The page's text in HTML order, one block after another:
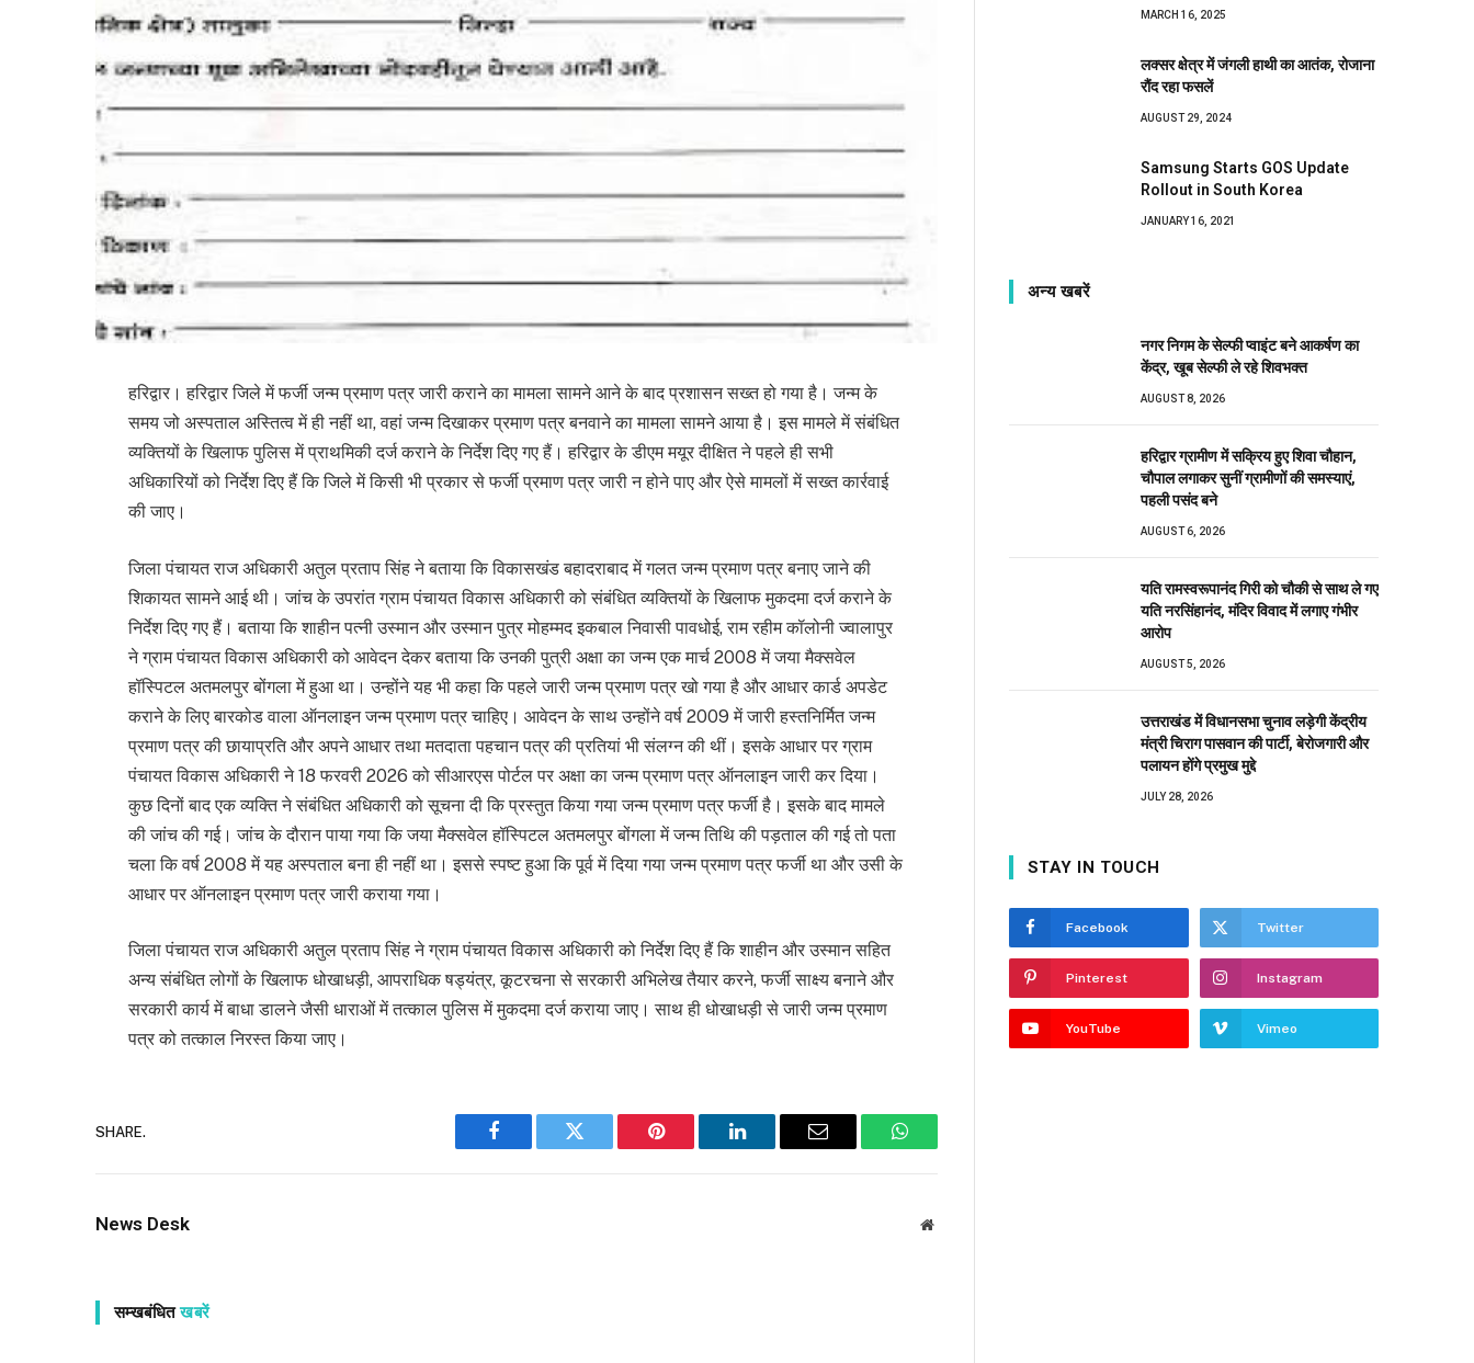
हरिद्वार। हरिद्वार जिले में फर्जी जन्म प्रमाण पत्र जारी कराने का मामला सामने आने के बाद प्रशासन सख्त हो गया है। जन्म के
समय जो अस्पताल अस्तित्व में ही नहीं था, वहां जन्म दिखाकर प्रमाण पत्र बनवाने का मामला सामने आया है। इस मामले में संबंधित
व्यक्तियों के खिलाफ पुलिस में प्राथमिकी दर्ज कराने के निर्देश दिए गए हैं। हरिद्वार के डीएम मयूर दीक्षित ने पहले ही सभी
अधिकारियों को निर्देश दिए हैं कि जिले में किसी भी प्रकार से फर्जी प्रमाण पत्र जारी न होने पाए और ऐसे मामलों में सख्त कार्रवाई
की जाए।
जिला पंचायत राज अधिकारी अतुल प्रताप सिंह ने बताया कि विकासखंड बहादराबाद में गलत जन्म प्रमाण पत्र बनाए जाने की
शिकायत सामने आई थी। जांच के उपरांत ग्राम पंचायत विकास अधिकारी को संबंधित व्यक्तियों के खिलाफ मुकदमा दर्ज कराने के
निर्देश दिए गए हैं। बताया कि शाहीन पत्नी उस्मान और उस्मान पुत्र मोहम्मद इकबाल निवासी पावधोई, राम रहीम कॉलोनी ज्वालापुर
ने ग्राम पंचायत विकास अधिकारी को आवेदन देकर बताया कि उनकी पुत्री अक्षा का जन्म एक मार्च 2008 में जया मैक्सवेल
हॉस्पिटल अतमलपुर बोंगला में हुआ था। उन्होंने यह भी कहा कि पहले जारी जन्म प्रमाण पत्र खो गया है और आधार कार्ड अपडेट
कराने के लिए बारकोड वाला ऑनलाइन जन्म प्रमाण पत्र चाहिए। आवेदन के साथ उन्होंने वर्ष 2009 में जारी हस्तनिर्मित जन्म
प्रमाण पत्र की छायाप्रति और अपने आधार तथा मतदाता पहचान पत्र की प्रतियां भी संलग्न की थीं। इसके आधार पर ग्राम
पंचायत विकास अधिकारी ने 18 फरवरी 2026 को सीआरएस पोर्टल पर अक्षा का जन्म प्रमाण पत्र ऑनलाइन जारी कर दिया।
कुछ दिनों बाद एक व्यक्ति ने संबंधित अधिकारी को सूचना दी कि प्रस्तुत किया गया जन्म प्रमाण पत्र फर्जी है। इसके बाद मामले
की जांच की गई। जांच के दौरान पाया गया कि जया मैक्सवेल हॉस्पिटल अतमलपुर बोंगला में जन्म तिथि की पड़ताल की गई तो पता
चला कि वर्ष 2008 में यह अस्पताल बना ही नहीं था। इससे स्पष्ट हुआ कि पूर्व में दिया गया जन्म प्रमाण पत्र फर्जी था और उसी के
आधार पर ऑनलाइन प्रमाण पत्र जारी कराया गया।
जिला पंचायत राज अधिकारी अतुल प्रताप सिंह ने ग्राम पंचायत विकास अधिकारी को निर्देश दिए हैं कि शाहीन और उस्मान सहित
अन्य संबंधित लोगों के खिलाफ धोखाधड़ी, आपराधिक षड्यंत्र, कूटरचना से सरकारी अभिलेख तैयार करने, फर्जी साक्ष्य बनाने और
सरकारी कार्य में बाधा डालने जैसी धाराओं में तत्काल पुलिस में मुकदमा दर्ज कराया जाए। साथ ही धोखाधड़ी से जारी जन्म प्रमाण
पत्र को तत्काल निरस्त किया जाए।
SHARE.
Facebook Twitter Pinterest LinkedIn Email WhatsApp
News Desk Website
सम्खबंधितखबरें
MARCH 16, 2025
लक्सर क्षेत्र में जंगली हाथी का आतंक, रोजाना
रौंद रहा फसलें
AUGUST 29, 2024
Samsung Starts GOS Update
Rollout in South Korea
JANUARY 16, 2021
अन्य खबरें
नगर निगम के सेल्फी प्वाइंट बने आकर्षण का
केंद्र, खूब सेल्फी ले रहे शिवभक्त
AUGUST 8, 2026
हरिद्वार ग्रामीण में सक्रिय हुए शिवा चौहान,
चौपाल लगाकर सुनीं ग्रामीणों की समस्याएं,
पहली पसंद बने
AUGUST 6, 2026
यति रामस्वरूपानंद गिरी को चौकी से साथ ले गए
यति नरसिंहानंद, मंदिर विवाद में लगाए गंभीर
आरोप
AUGUST 5, 2026
उत्तराखंड में विधानसभा चुनाव लड़ेगी केंद्रीय
मंत्री चिराग पासवान की पार्टी, बेरोजगारी और
पलायन होंगे प्रमुख मुद्दे
JULY 28, 2026
STAY IN TOUCH
Facebook Twitter
Pinterest Instagram
YouTube Vimeo